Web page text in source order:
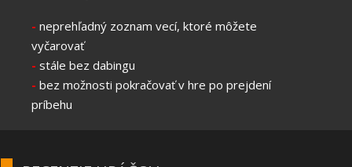
- neprehľadný zoznam vecí, ktoré môžete
vyčarovať
- stále bez dabingu
- bez možnosti pokračovať v hre po prejdení
príbehu